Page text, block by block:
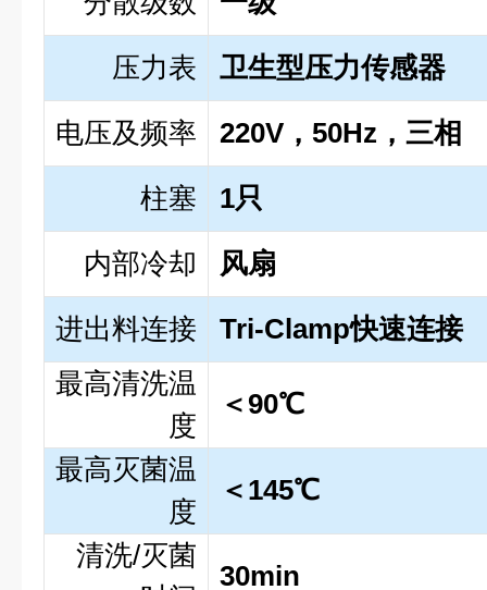
压力表
卫生型压力传感器
电压及频率
220V，50Hz，三相
柱塞
1只
内部冷却
风扇
进出料连接
Tri-Clamp快速连接
最高清洗温
度
＜90℃
最高灭菌温
度
＜145℃
清洗/灭菌
30min